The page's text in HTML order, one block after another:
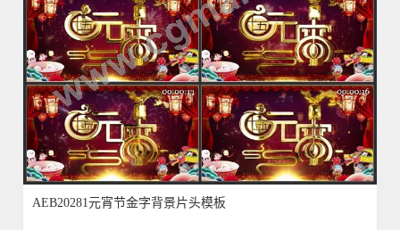
AEB20281元宵节金字背景片头模板